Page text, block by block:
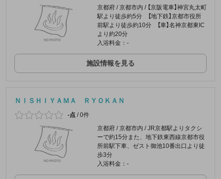
京都府 / 京都市内 / 【京阪電車】神宮丸太町
駅より徒歩約5分 【地下鉄】京都市役所
前駅より徒歩約10分 【車】名神京都東IC
より約20分
入浴料金：-
施設情報を見る
ＮＩＳＨＩＹＡＭＡ ＲＹＯＫＡＮ
-点 /0件
京都府 / 京都市内 / JR京都駅よりタクシ
ーで約15分また、地下鉄東西線京都市役
所前駅下車、ゼスト御池10番出口より徒
歩3分
入浴料金：-